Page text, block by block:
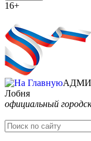
16+
Лобня
официальный